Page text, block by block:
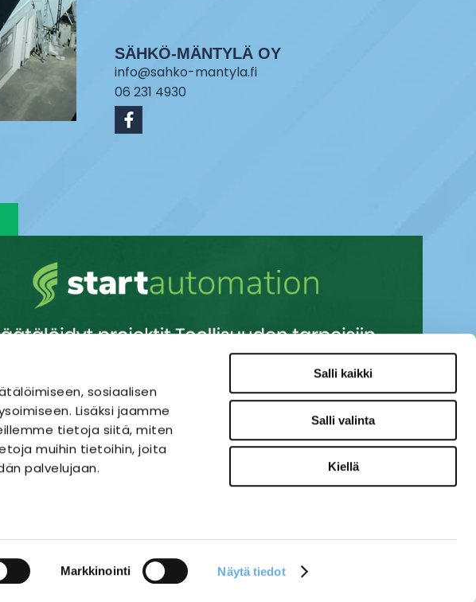
sosiaalisen
Lisäksi jaamme
tietoja siitä, miten
muihin tietoihin, joita
palvelujaan.
Markkinointi Näytä tiedot
Salli kaikki
Salli valinta
Kiellä
SÄHKÖ-MÄNTYLÄ OY
info@sahko-mantyla.fi
06 231 4930
VERKKOKAUPPA